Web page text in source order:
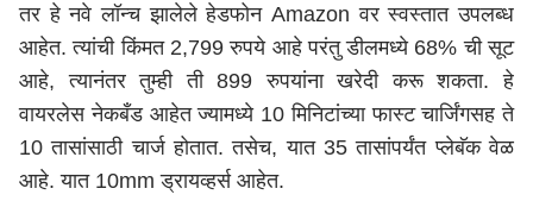
तर हे नवे लॉन्च झालेले हेडफोन Amazon वर स्वस्तात उपलब्ध
आहेत. त्यांची किंमत 2,799 रुपये आहे परंतु डीलमध्ये 68% ची सूट
आहे, त्यानंतर तुम्ही ती 899 रुपयांना खरेदी करू शकता. हे
वायरलेस नेकबँड आहेत ज्यामध्ये 10 मिनिटांच्या फास्ट चार्जिंगसह ते
10 तासांसाठी चार्ज होतात. तसेच, यात 35 तासांपर्यंत प्लेबॅक वेळ
आहे. यात 10mm ड्रायव्हर्स आहेत.